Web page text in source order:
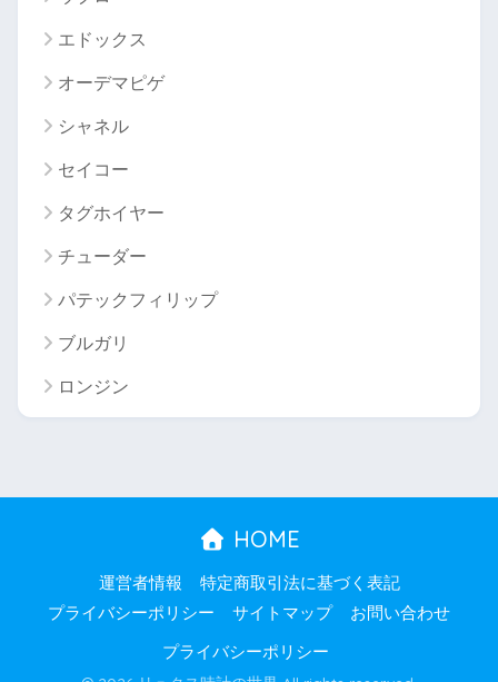
エドックス
オーデマピゲ
シャネル
セイコー
タグホイヤー
チューダー
パテックフィリップ
ブルガリ
ロンジン
HOME
運営者情報
特定商取引法に基づく表記
プライバシーポリシー
サイトマップ お問い合わせ
プライバシーポリシー